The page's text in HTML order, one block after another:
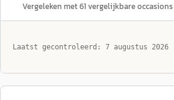
Vergeleken met61vergelijkbare occasions
Laatst gecontroleerd: 7 augustus 2026